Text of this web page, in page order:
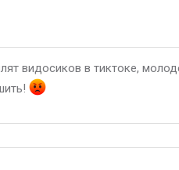
видосиков в тиктоке,